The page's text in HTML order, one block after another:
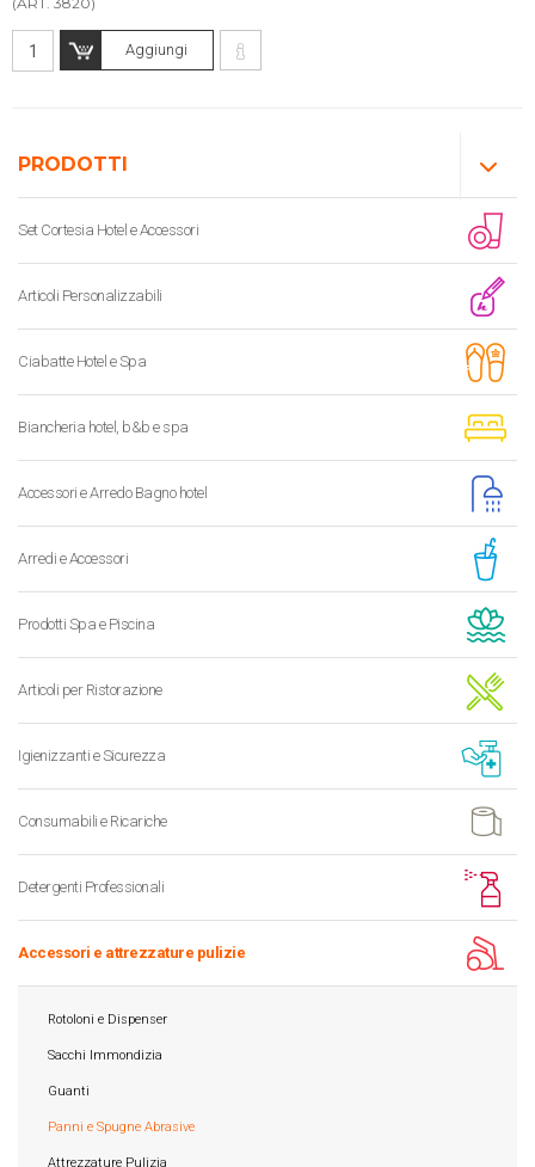
Aggiungi
PRODOTTI
Set Cortesia Hotel e Accessori
Articoli Personalizzabili
Ciabatte Hotel e Spa
Biancheria hotel, b&b e spa
Accessori e Arredo Bagno hotel
Arredi e Accessori
Prodotti Spa e Piscina
Articoli per Ristorazione
Igienizzanti e Sicurezza
Consumabili e Ricariche
Detergenti Professionali
Accessori e attrezzature pulizie
Rotoloni e Dispenser
Sacchi Immondizia
Guanti
Panni e Spugne Abrasive
Attrezzature Pulizia